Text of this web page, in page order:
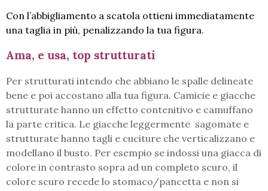
Con l’abbigliamento a scatola ottieni immediatamente
una taglia in più, penalizzando la tua figura.
Ama, e usa, top strutturati
Per strutturati intendo che abbiano le spalle delineate
bene e poi accostano alla tua figura. Camicie e giacche
strutturate hanno un effetto contenitivo e camuffano
la parte critica. Le giacche leggermente sagomate e
strutturate hanno tagli e cuciture che verticalizzano e
modellano il busto. Per esempio se indossi una giacca di
colore in contrasto sopra ad un completo scuro, il
colore scuro recede lo stomaco/pancetta e non si